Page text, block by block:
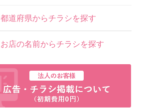
都道府県からチラシを探す
お店の名前からチラシを探す